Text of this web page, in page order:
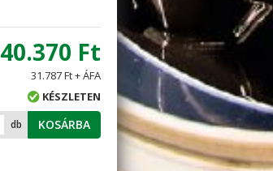
40.370 Ft
31.787 Ft + ÁFA
KÉSZLETEN
db KOSÁRBA